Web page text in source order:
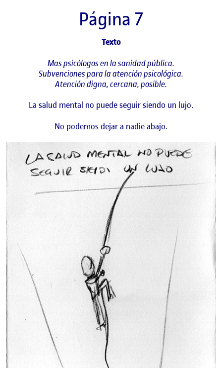
Página 7
Texto
Mas psicólogos en la sanidad pública.
Subvenciones para la atención psicológica.
Atención digna, cercana, posible.
La salud mental no puede seguir siendo un lujo.
No podemos dejar a nadie abajo.